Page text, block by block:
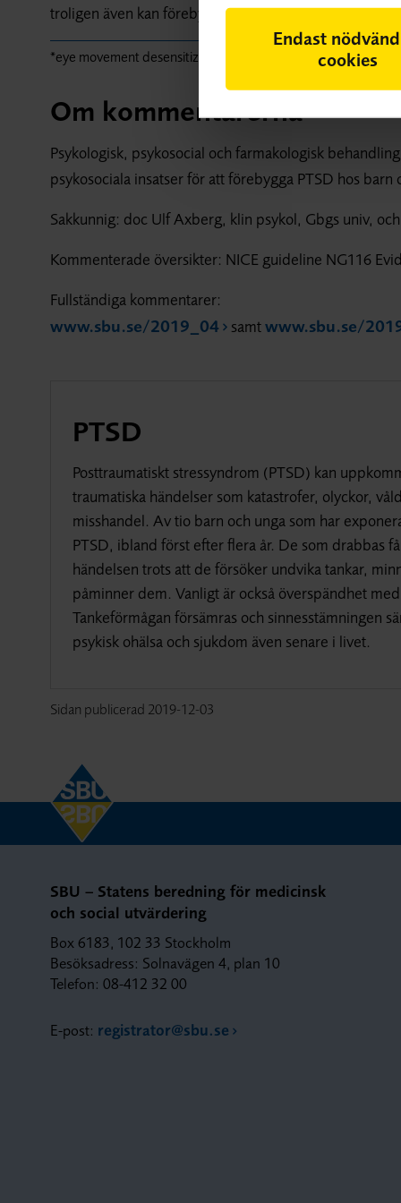
Endast
cookies
troligen även kan förebygga PTSD hos barn och
*eye movement desensitization and reprocessing
Om kommentarerna
Psykologisk, psykosocial och farmakologisk
psykosociala insatser för att förebygga PTSD hos barn
Sakkunnig: doc Ulf Axberg, klin psykol, Gbgs univ,
Kommenterade översikter: NICE guideline NG116
Fullständiga kommentarer:
www.sbu.se/2019_04 samtwww.sbu.se/
PTSD
Posttraumatiskt stressyndrom (PTSD) kan
traumatiska händelser som katastrofer, olyckor,
misshandel. Av tio barn och unga som har
PTSD, ibland först efter flera år. De som drabbas
händelsen trots att de försöker undvika tankar,
påminner dem. Vanligt är också överspändhet
Tankeförmågan försämras och sinnesstämningen
psykisk ohälsa och sjukdom även senare i livet.
Sidan publicerad 2019-12-03
SBU – Statens beredning för medicinsk
och social utvärdering
Box 6183, 102 33 Stockholm
Besöksadress: Solnavägen 4, plan 10
Telefon: 08-412 32 00
E-post: registrator@sbu.se